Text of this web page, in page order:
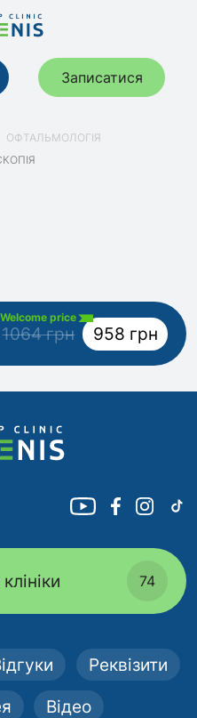
Записатися
ОФТАЛЬМОЛОГІЯ
Welcome price
1064 грн 958 грн
74
Реквізити
Відео